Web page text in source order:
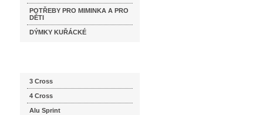
POTŘEBY PRO MIMINKA A PRO
DĚTI
DÝMKY KUŘÁCKÉ
3 Cross
4 Cross
Alu Sprint